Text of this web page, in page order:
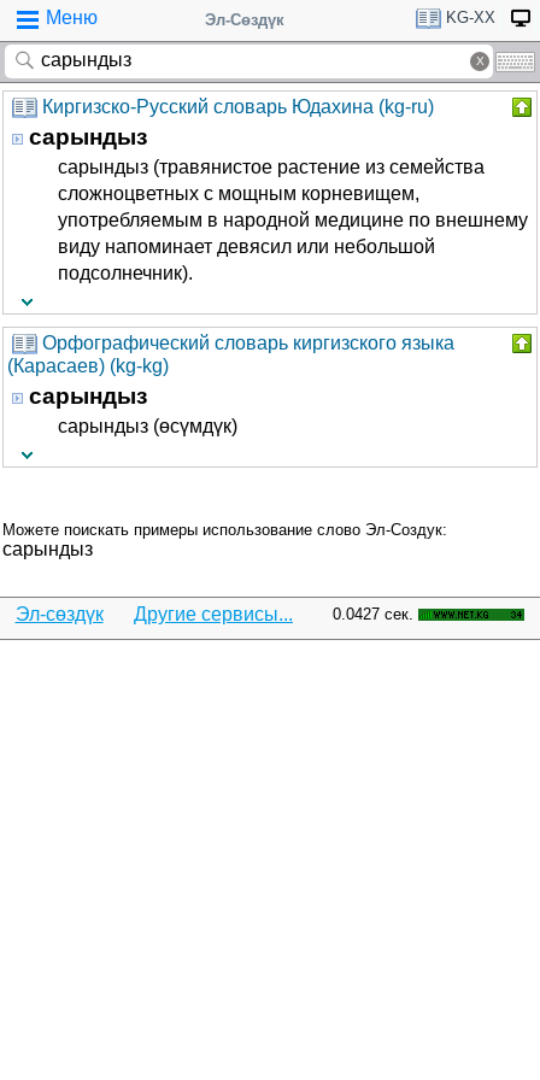
Меню Эл-Сөздүк KG-XX
Киргизско-Русский словарь Юдахина (kg-ru)
сарындыз
сарындыз (травянистое растение из семейства
сложноцветных с мощным корневищем,
употребляемым в народной медицине по внешнему
виду напоминает девясил или небольшой
подсолнечник).
Орфографический словарь киргизского языка
(Карасаев) (kg-kg)
сарындыз
сарындыз (өсүмдүк)
Можете поискать примеры использование слово Эл-Создук:
сарындыз
Эл-сөздүк Другие сервисы... 0.0427 сек.